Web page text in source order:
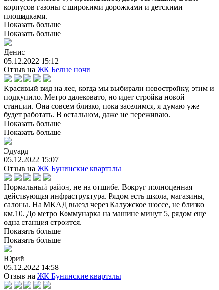
корпусов газоны с широкими дорожками и детскими
площадками.
Показать больше
Показать больше
Денис
05.12.2022 15:12
Отзыв на ЖК Белые ночи
Красивый вид на лес, когда мы выбирали новостройку, этим и
подкупило. Метро далековато, но идет стройка новой
станции. Она совсем близко, пока заселимся, я думаю уже
будет работать. В остальном, даже не переживаю.
Показать больше
Показать больше
Эдуард
05.12.2022 15:07
Отзыв на ЖК Бунинские кварталы
Нормальный район, не на отшибе. Вокруг полноценная
действующая инфраструктура. Рядом есть школа, магазины,
салоны. На МКАД выезд через Калужское шоссе, не близко
км.10. До метро Коммунарка на машине минут 5, рядом еще
одна станция строится.
Показать больше
Показать больше
Юрий
05.12.2022 14:58
Отзыв на ЖК Бунинские кварталы